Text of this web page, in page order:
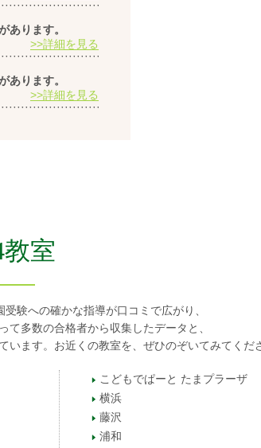
あります。
>>詳細を見る
あります。
>>詳細を見る
室
験への確かな指導が口コミで広がり、
多数の合格者から収集したデータと、
ます。お近くの教室を、ぜひのぞいてみてくだ
こどもでぱーと たまプラーザ
横浜
藤沢
浦和